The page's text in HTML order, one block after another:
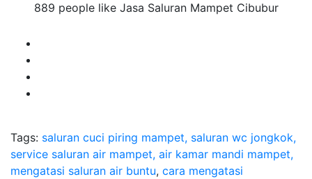
889 people like Jasa Saluran Mampet Cibubur
Tags: saluran cuci piring mampet, saluran wc jongkok,
service saluran air mampet, air kamar mandi mampet,
mengatasi saluran air buntu, cara mengatasi